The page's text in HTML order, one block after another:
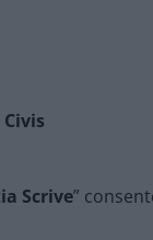
Scrive”